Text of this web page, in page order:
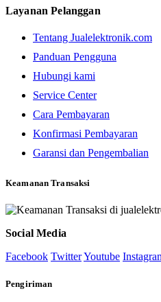
Layanan Pelanggan
Tentang Jualelektronik.com
Panduan Pengguna
Hubungi kami
Service Center
Cara Pembayaran
Konfirmasi Pembayaran
Garansi dan Pengembalian
Keamanan Transaksi
Social Media
Facebook TwitterYoutube
Pengiriman